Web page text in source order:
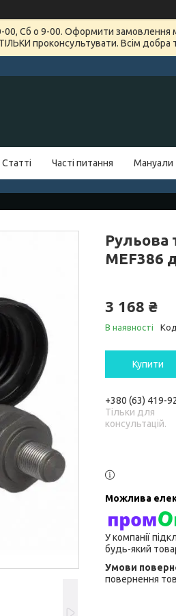
Сб о 9-00. Оформити
проконсультувати. Всім добра
Статті Часті питання Мануали
Рульова
MEF386
3 168 ₴
В наявності
Купити
+380 (63) 419-
Тільки для
консультацій.
У компанії
будь-який
повернення